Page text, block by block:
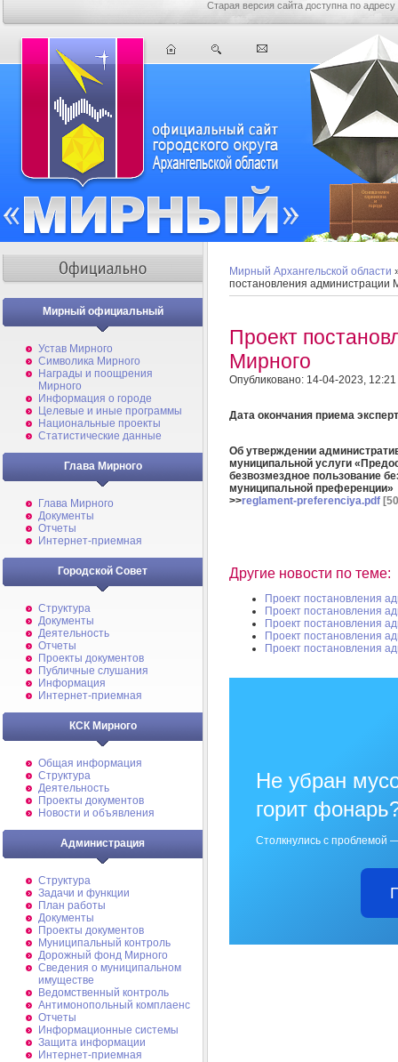
Старая версия сайта доступна по адресу
Мирный официальный
Устав Мирного
Символика Мирного
Награды и поощрения
Мирного
Информация о городе
Целевые и иные программы
Национальные проекты
Статистические данные
Глава Мирного
Глава Мирного
Документы
Отчеты
Интернет-приемная
Городской Совет
Структура
Документы
Деятельность
Отчеты
Проекты документов
Публичные слушания
Информация
Интернет-приемная
КСК Мирного
Общая информация
Структура
Деятельность
Проекты документов
Новости и объявления
Администрация
Структура
Задачи и функции
План работы
Документы
Проекты документов
Муниципальный контроль
Дорожный фонд Мирного
Cведения о муниципальном
имуществе
Ведомственный контроль
Антимонопольный комплаенс
Отчеты
Информационные системы
Защита информации
Интернет-приемная
Мирный Архангельской области
постановления администрации
Проект
Мирного
Опубликовано: 14-04-2023, 12:21
Дата окончания приема
Об утверждении
муниципальной услуги «
безвозмездное пользование
муниципальной преференции»
>>reglament-preferenciya.pdf
Другие новости по теме:
Проект постановления
Проект постановления
Проект постановления
Проект постановления
Проект постановления
Не убран
горит
Столкнулись с проблемой